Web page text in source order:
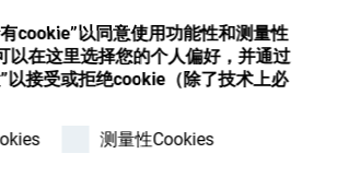
cookie”以同意使用功能性和测量性
以在这里选择您的个人偏好，并通过
以接受或拒绝cookie（除了技术上必
测量性Cookies
注册 登录